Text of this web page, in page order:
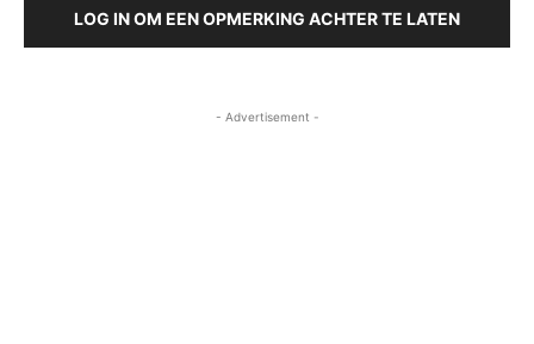
LOG IN OM EEN OPMERKING ACHTER TE LATEN
- Advertisement -